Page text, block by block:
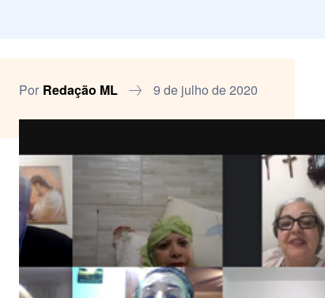
Por Redação ML 9 de julho de 2020